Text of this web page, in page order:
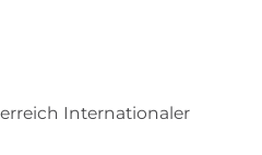
Internationaler